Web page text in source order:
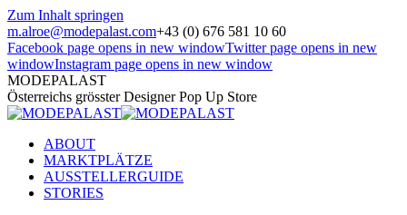
Zum Inhalt springen
m.alroe@modepalast.com+43 (0) 676 581 10 60
Facebook page opens in new windowTwitter page opens in new
windowInstagram page opens in new window
MODEPALAST
Österreichs grösster Designer Pop Up Store
ABOUT
MARKTPLÄTZE
AUSSTELLERGUIDE
STORIES